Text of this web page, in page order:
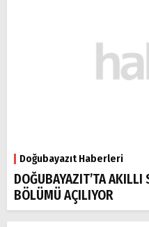
Doğubayazıt Haberleri
DOĞUBAYAZIT’TA AKILLI
BÖLÜMÜ AÇILIYOR